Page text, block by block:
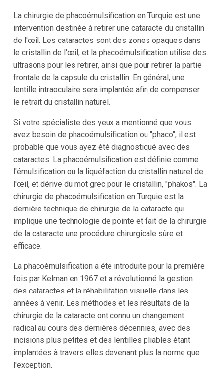
La chirurgie de phacoémulsification en Turquie est une
intervention destinée à retirer une cataracte du cristallin
de l'œil. Les cataractes sont des zones opaques dans
le cristallin de l'œil, et la phacoémulsification utilise des
ultrasons pour les retirer, ainsi que pour retirer la partie
frontale de la capsule du cristallin. En général, une
lentille intraoculaire sera implantée afin de compenser
le retrait du cristallin naturel.
Si votre spécialiste des yeux a mentionné que vous
avez besoin de phacoémulsification ou "phaco", il est
probable que vous ayez été diagnostiqué avec des
cataractes. La phacoémulsification est définie comme
l'émulsification ou la liquéfaction du cristallin naturel de
l'œil, et dérive du mot grec pour le cristallin, "phakos". La
chirurgie de phacoémulsification en Turquie est la
dernière technique de chirurgie de la cataracte qui
implique une technologie de pointe et fait de la chirurgie
de la cataracte une procédure chirurgicale sûre et
efficace.
La phacoémulsification a été introduite pour la première
fois par Kelman en 1967 et a révolutionné la gestion
des cataractes et la réhabilitation visuelle dans les
années à venir. Les méthodes et les résultats de la
chirurgie de la cataracte ont connu un changement
radical au cours des dernières décennies, avec des
incisions plus petites et des lentilles pliables étant
implantées à travers elles devenant plus la norme que
l'exception.